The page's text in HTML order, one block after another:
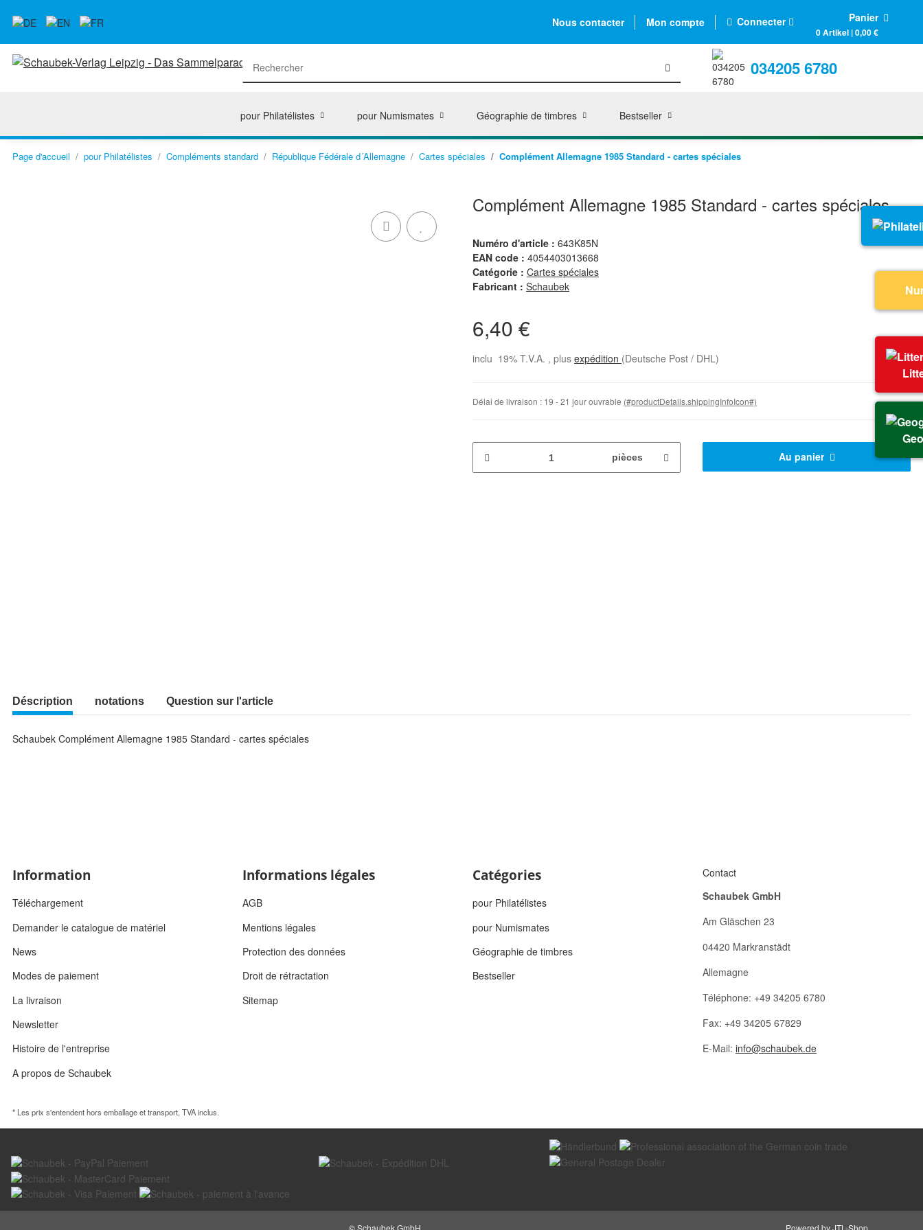
Nous contacter Mon compte Connecter Panier
0 Artikel | 0,00 €
034205 6780
pour Philatélistes pour Numismates Géographie de timbres Bestseller
Page d'accueil pour Philatélistes Compléments standard République Fédérale d´Allemagne Cartes spéciales Complément Allemagne 1985 Standard - cartes spéciales
Complément Allemagne 1985 Standard - cartes spéciales
Numéro d'article : 643K85N
EAN code : 4054403013668
Catégorie : Cartes spéciales
Fabricant : Schaubek
6,40 €
inclu 19% T.V.A. , plus expédition (Deutsche Post / DHL)
Délai de livraison : 19 - 21 jour ouvrable (#productDetails.shippingInfoIcon#)
pièces Au panier
Déscription notations Question sur l'article
Schaubek Complément Allemagne 1985 Standard - cartes spéciales
Information
Téléchargement
Demander le catalogue de matériel
News
Modes de paiement
La livraison
Newsletter
Histoire de l'entreprise
A propos de Schaubek
Informations légales
AGB
Mentions légales
Protection des données
Droit de rétractation
Sitemap
Catégories
pour Philatélistes
pour Numismates
Géographie de timbres
Bestseller
Contact
Schaubek GmbH
Am Gläschen 23
04420 Markranstädt
Allemagne
Téléphone: +49 34205 6780
Fax: +49 34205 67829
E-Mail: info@schaubek.de
* Les prix s'entendent hors emballage et transport, TVA inclus.